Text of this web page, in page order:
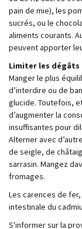
pain de mie), les
sucrés, ou le
aliments courants.
peuvent apporter
Limiter les dégâts
Manger le plus
d’interdire ou de
glucide. Toutefois,
d’augmenter la
insuffisantes pour
Alterner avec
de seigle, de
sarrasin. Mangez
fromages.
Les carences de
intestinale du
S'informer sur la